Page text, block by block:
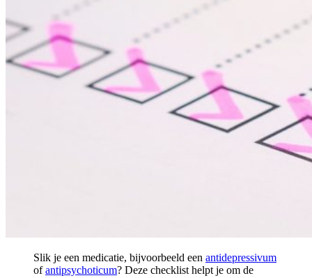
Slik je een medicatie, bijvoorbeeld een antidepressivum
ofantipsychoticum? Deze checklist helpt je om de